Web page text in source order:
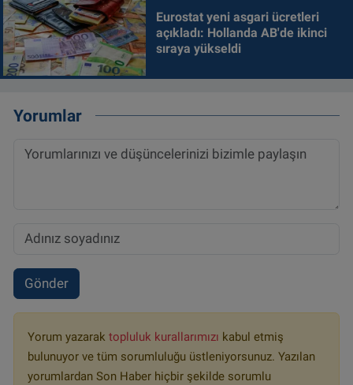
Eurostat yeni asgari ücretleri
açıkladı: Hollanda AB'de ikinci
sıraya yükseldi
Yorumlar
Gönder
Yorum yazarak topluluk kurallarımızı kabul etmiş
bulunuyor ve tüm sorumluluğu üstleniyorsunuz. Yazılan
yorumlardan Son Haber hiçbir şekilde sorumlu